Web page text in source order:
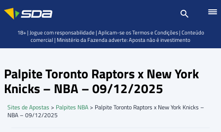
Palpite Toronto Raptors x New York
Knicks – NBA – 09/12/2025
Sites de Apostas > Palpites NBA > Palpite Toronto Raptors x New York Knicks –
NBA – 09/12/2025
18+ | Jogue com responsabilidade | Aplicam-se os Termos e Condições | Conteúdo
comercial | Ministério da Fazenda adverte: Aposta não é investimento